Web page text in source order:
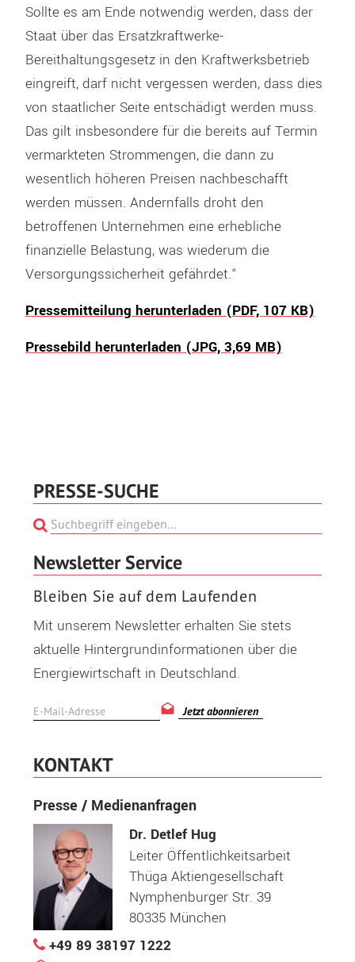
Sollte es am Ende notwendig werden, dass der
Staat über das Ersatzkraftwerke-
Bereithaltungsgesetz in den Kraftwerksbetrieb
eingreift, darf nicht vergessen werden, dass dies
von staatlicher Seite entschädigt werden muss.
Das gilt insbesondere für die bereits auf Termin
vermarkteten Strommengen, die dann zu
wesentlich höheren Preisen nachbeschafft
werden müssen. Andernfalls droht den
betroffenen Unternehmen eine erhebliche
finanzielle Belastung, was wiederum die
Versorgungssicherheit gefährdet.“
Pressemitteilung herunterladen (PDF, 107 KB)
Pressebild herunterladen (JPG, 3,69 MB)
PRESSE-SUCHE
Newsletter Service
Bleiben Sie auf dem Laufenden
Mit unserem Newsletter erhalten Sie stets
aktuelle Hintergrundinformationen über die
Energiewirtschaft in Deutschland.
Jetzt abonnieren
KONTAKT
Presse / Medienanfragen
Dr. Detlef Hug
Leiter Öffentlichkeitsarbeit
Thüga Aktiengesellschaft
Nymphenburger Str. 39
80335 München
+49 89 38197 1222